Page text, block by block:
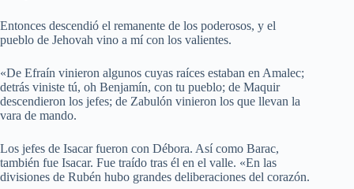
Entonces descendió el remanente de los poderosos, y el
pueblo de Jehovah vino a mí con los valientes.
«De Efraín vinieron algunos cuyas raíces estaban en Amalec;
detrás viniste tú, oh Benjamín, con tu pueblo; de Maquir
descendieron los jefes; de Zabulón vinieron los que llevan la
vara de mando.
Los jefes de Isacar fueron con Débora. Así como Barac,
también fue Isacar. Fue traído tras él en el valle. «En las
divisiones de Rubén hubo grandes deliberaciones del corazón.